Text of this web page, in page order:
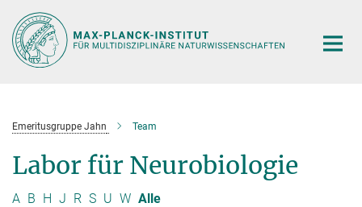
Hauptinhalt
Emeritusgruppe Jahn Team
Labor für Neurobiologie
A B H J R S U W Alle